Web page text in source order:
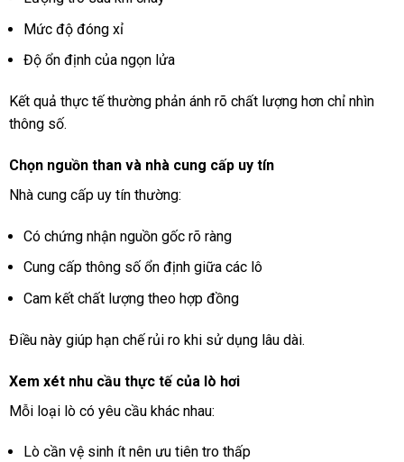
Mức độ đóng xỉ
Độ ổn định của ngọn lửa
Kết quả thực tế thường phản ánh rõ chất lượng hơn chỉ nhìn
thông số.
Chọn nguồn than và nhà cung cấp uy tín
Nhà cung cấp uy tín thường:
Có chứng nhận nguồn gốc rõ ràng
Cung cấp thông số ổn định giữa các lô
Cam kết chất lượng theo hợp đồng
Điều này giúp hạn chế rủi ro khi sử dụng lâu dài.
Xem xét nhu cầu thực tế của lò hơi
Mỗi loại lò có yêu cầu khác nhau:
Lò cần vệ sinh ít nên ưu tiên tro thấp